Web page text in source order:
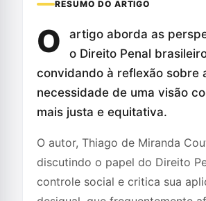
RESUMO DO ARTIGO
O
artigo aborda as
o Direito Penal
convidando à reflexão sobre
necessidade de uma visão
mais justa e equitativa.
O autor, Thiago de Miranda
discutindo o papel do Direito
controle social e critica sua